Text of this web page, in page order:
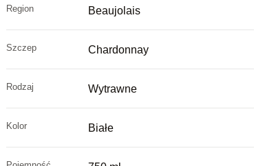
Region Beaujolais
Szczep Chardonnay
Rodzaj Wytrawne
Kolor Białe